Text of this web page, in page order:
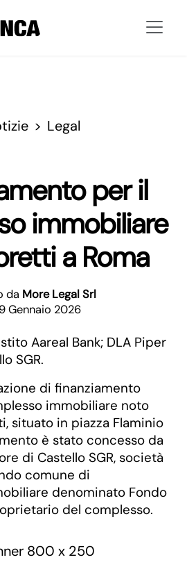
Legal
per il
immobiliare
a Roma
da More Legal Srl
Gennaio 2026
Aareal Bank; DLA Piper
SGR.
di finanziamento
immobiliare noto
situato in piazza Flaminio
è stato concesso da
di Castello SGR, società
comune di
denominato Fondo
del complesso.